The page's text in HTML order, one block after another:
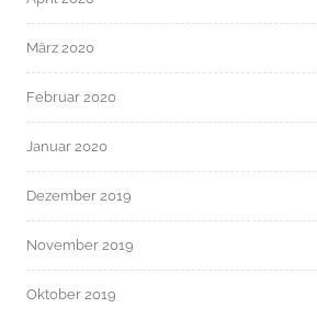
März 2020
Februar 2020
Januar 2020
Dezember 2019
November 2019
Oktober 2019